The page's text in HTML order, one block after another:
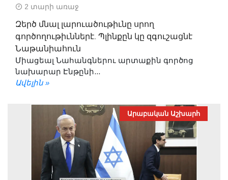
2 տարի առաջ
Զերծ մնալ լարուածութիւնը սրող
գործողութիւններէ. Պլինքըն կը զգուշացնէ
Նաթանիահուն
Միացեալ Նահանգներու արտաքին գործոց
նախարար Էնթընի...
Ավելին »
Արաբական Աշխարհ